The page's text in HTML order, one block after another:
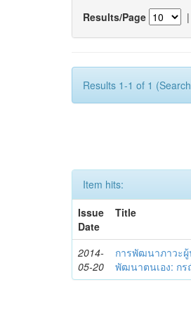
Results/Page |
Results 1-1 of 1
Item hits:
Issue
Date
Title
2014-
05-20
การพัฒนาภาวะ
พัฒนาตนเอง: ก